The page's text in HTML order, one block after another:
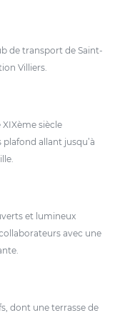
de transport de Saint-
Villiers.
siècle
allant jusqu’à
et lumineux
avec une
dont une terrasse de